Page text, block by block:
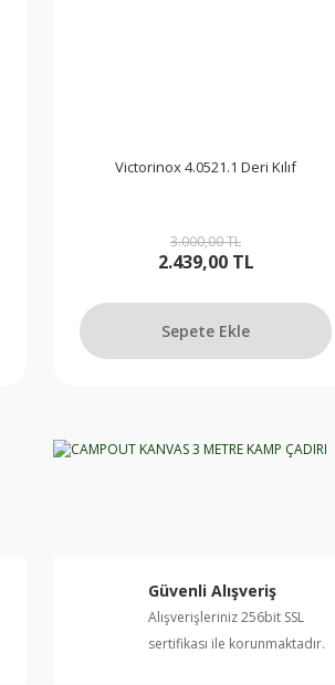
Victorinox 4.0521.1 Deri Kılıf
3.000,00 TL
2.439,00 TL
Sepete Ekle
Güvenli Alışveriş
Alışverişleriniz 256bit SSL
sertifikası ile korunmaktadır.